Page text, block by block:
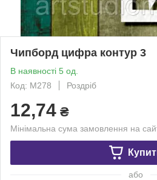
Чипборд цифра контур 3
В наявності 5 од.
Код: М278
Роздріб
12,74 ₴
Мінімальна сума замовлення на
або